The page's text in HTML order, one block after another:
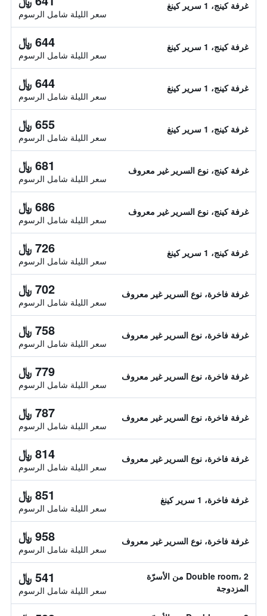
غرفة كينج، 1 سرير كينغ
سعر الليلة شامل الرسوم
غرفة كينج، 1 سرير كينغ 644 ﷼
سعر الليلة شامل الرسوم
غرفة كينج، 1 سرير كينغ 644 ﷼
سعر الليلة شامل الرسوم
غرفة كينج، 1 سرير كينغ 655 ﷼
سعر الليلة شامل الرسوم
غرفة كينج، نوع السرير غير معروف 681 ﷼
سعر الليلة شامل الرسوم
غرفة كينج، نوع السرير غير معروف 686 ﷼
سعر الليلة شامل الرسوم
غرفة كينج، 1 سرير كينغ 726 ﷼
سعر الليلة شامل الرسوم
غرفة فاخرة، نوع السرير غير معروف 702 ﷼
سعر الليلة شامل الرسوم
غرفة فاخرة، نوع السرير غير معروف 758 ﷼
سعر الليلة شامل الرسوم
غرفة فاخرة، نوع السرير غير معروف 779 ﷼
سعر الليلة شامل الرسوم
غرفة فاخرة، نوع السرير غير معروف 787 ﷼
سعر الليلة شامل الرسوم
غرفة فاخرة، نوع السرير غير معروف 814 ﷼
سعر الليلة شامل الرسوم
غرفة فاخرة، 1 سرير كينغ 851 ﷼
سعر الليلة شامل الرسوم
غرفة فاخرة، نوع السرير غير معروف 958 ﷼
سعر الليلة شامل الرسوم
Double room، 2 من الأسرّة
المزدوجة
541 ﷼
سعر الليلة شامل الرسوم